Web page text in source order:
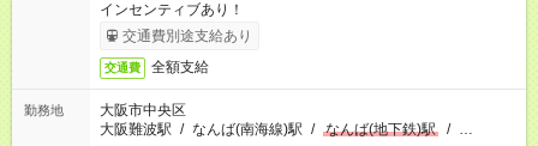
インセンティブあり！
交通費別途支給あり
交通費 全額支給
勤務地
大阪市中央区
大阪難波駅 / なんば(南海線)駅 / なんば(地下鉄)駅 / …